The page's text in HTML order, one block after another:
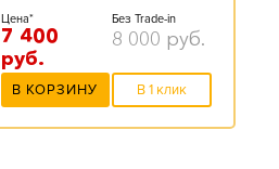
Цена*
7 400
руб.
Без Trade-in
8 000 руб.
В КОРЗИНУ В 1 клик